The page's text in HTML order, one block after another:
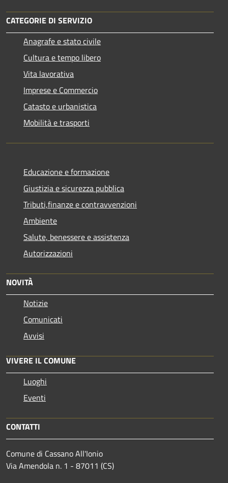
CATEGORIE DI SERVIZIO
Anagrafe e stato civile
Cultura e tempo libero
Vita lavorativa
Imprese e Commercio
Catasto e urbanistica
Mobilità e trasporti
Educazione e formazione
Giustizia e sicurezza pubblica
Tributi,finanze e contravvenzioni
Ambiente
Salute, benessere e assistenza
Autorizzazioni
NOVITÀ
Notizie
Comunicati
Avvisi
VIVERE IL COMUNE
Luoghi
Eventi
CONTATTI
Comune di Cassano All'Ionio
Via Amendola n. 1 - 87011 (CS)